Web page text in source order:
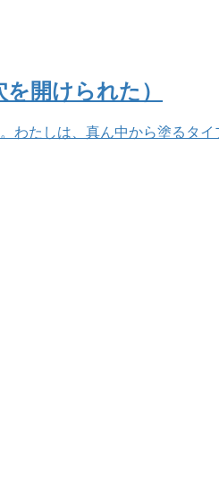
開けられた）
たしは、真ん中から塗るタ